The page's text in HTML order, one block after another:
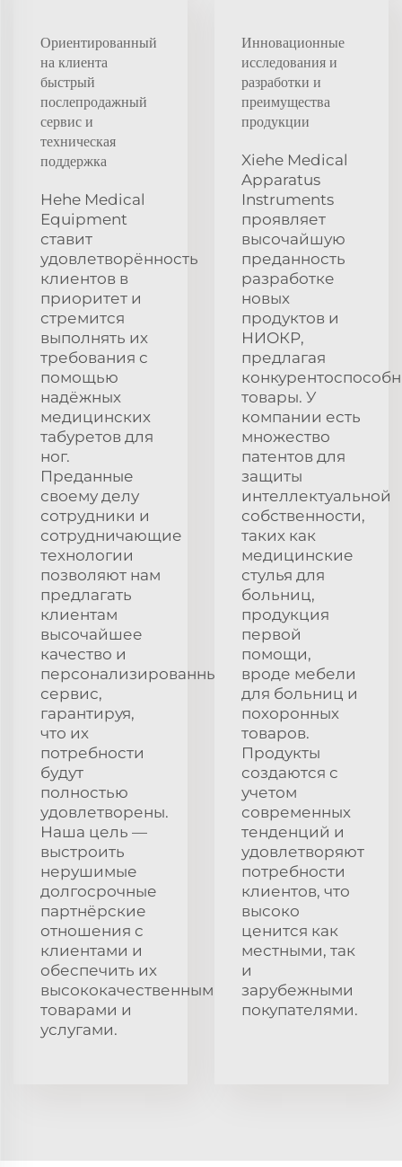
Ориентированный
на клиента
быстрый
послепродажный
сервис и
техническая
поддержка
Hehe Medical
Equipment
ставит
удовлетворённость
клиентов в
приоритет и
стремится
выполнять их
требования с
помощью
надёжных
медицинских
табуретов для
ног.
Преданные
своему делу
сотрудники и
сотрудничающие
технологии
позволяют нам
предлагать
клиентам
высочайшее
качество и
персонализированный
сервис,
гарантируя,
что их
потребности
будут
полностью
удовлетворены.
Наша цель —
выстроить
нерушимые
долгосрочные
партнёрские
отношения с
клиентами и
обеспечить их
высококачественными
товарами и
услугами.
Инновационные
исследования и
разработки и
преимущества
продукции
Xiehe Medical
Apparatus
Instruments
проявляет
высочайшую
преданность
разработке
новых
продуктов и
НИОКР,
предлагая
товары. У
компании есть
множество
патентов для
защиты
интеллектуальной
собственности,
таких как
медицинские
стулья для
больниц,
продукция
первой
помощи,
вроде мебели
для больниц и
похоронных
товаров.
Продукты
создаются с
учетом
современных
тенденций и
удовлетворяют
потребности
клиентов, что
высоко
ценится как
местными, так
и
зарубежными
покупателями.